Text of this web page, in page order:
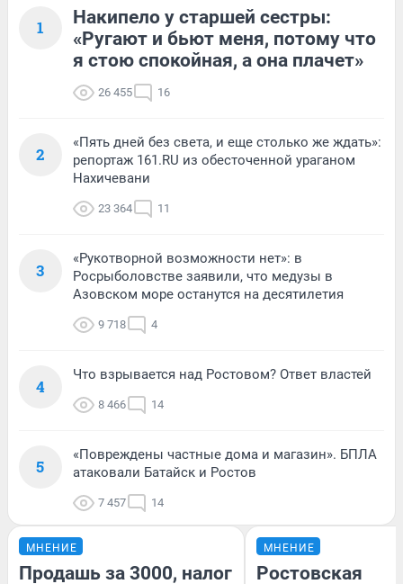
1
Накипело у старшей сестры:
«Ругают и бьют меня, потому что
я стою спокойная, а она плачет»
26 455 16
2
«Пять дней без света, и еще столько же ждать»:
репортаж 161.RU из обесточенной ураганом
Нахичевани
23 364 11
3
«Рукотворной возможности нет»: в
Росрыболовстве заявили, что медузы в
Азовском море останутся на десятилетия
9 718 4
4
Что взрывается над Ростовом? Ответ властей
8 466 14
5
«Повреждены частные дома и магазин». БПЛА
атаковали Батайск и Ростов
7 457 14
МНЕНИЕ
Продашь за 3000, налог
МНЕНИЕ
Ростовская